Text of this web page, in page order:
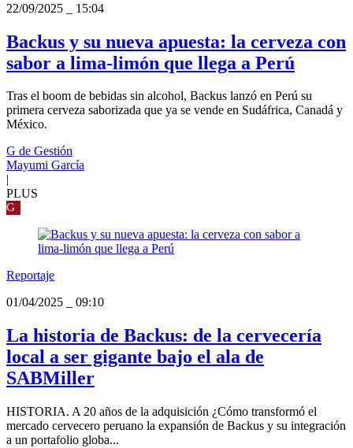
22/09/2025
15:04
Backus y su nueva apuesta: la cerveza con
sabor a lima-limón que llega a Perú
Tras el boom de bebidas sin alcohol, Backus lanzó en Perú su
primera cerveza saborizada que ya se vende en Sudáfrica, Canadá y
México.
G de Gestión
Mayumi García
PLUS
G
Reportaje
01/04/2025
09:10
La historia de Backus: de la cervecería
local a ser gigante bajo el ala de
SABMiller
HISTORIA. A 20 años de la adquisición ¿Cómo transformó el
mercado cervecero peruano la expansión de Backus y su integración
a un portafolio globa...